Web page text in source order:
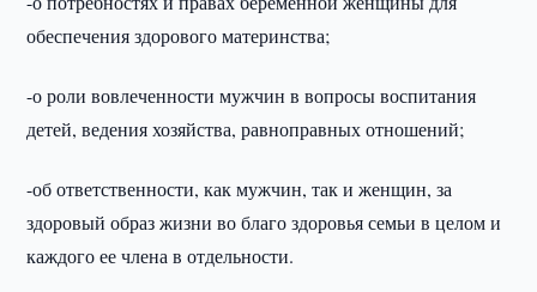
обеспечения здорового материнства;
-о роли вовлеченности мужчин в вопросы воспитания
детей, ведения хозяйства, равноправных отношений;
-об ответственности, как мужчин, так и женщин, за
здоровый образ жизни во благо здоровья семьи в целом и
каждого ее члена в отдельности.